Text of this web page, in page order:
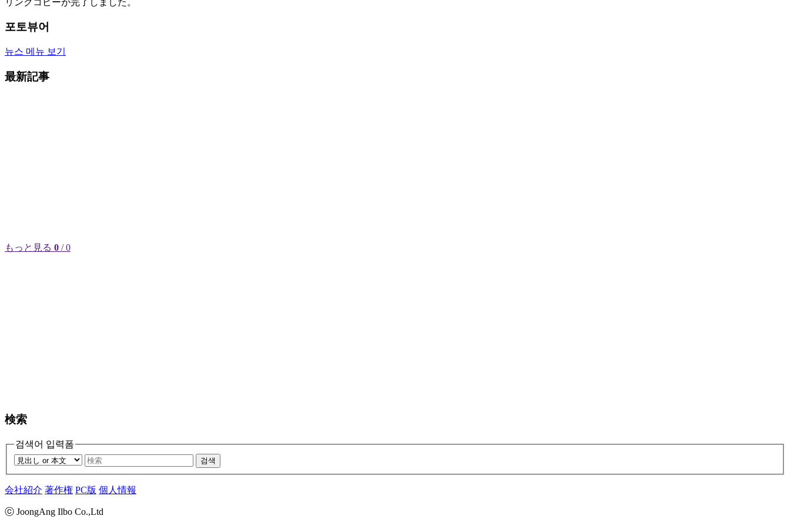
포토뷰어
뉴스 메뉴 보기
最新記事
もっと見る 0 / 0
検索
검색어 입력폼
검색
会社紹介 著作権 PC版 個人情報
ⓒ JoongAng Ilbo Co.,Ltd